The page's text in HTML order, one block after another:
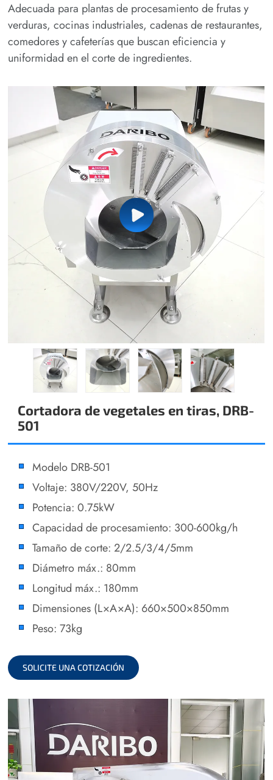
Adecuada para plantas de procesamiento de frutas y
verduras, cocinas industriales, cadenas de restaurantes,
comedores y cafeterías que buscan eficiencia y
uniformidad en el corte de ingredientes.
Cortadora de vegetales en tiras, DRB-
501
Modelo DRB-501
Voltaje: 380V/220V, 50Hz
Potencia: 0.75kW
Capacidad de procesamiento: 300-600kg/h
Tamaño de corte: 2/2.5/3/4/5mm
Diámetro máx.: 80mm
Longitud máx.: 180mm
Dimensiones (L×A×A): 660×500×850mm
Peso: 73kg
SOLICITE UNA COTIZACIÓN